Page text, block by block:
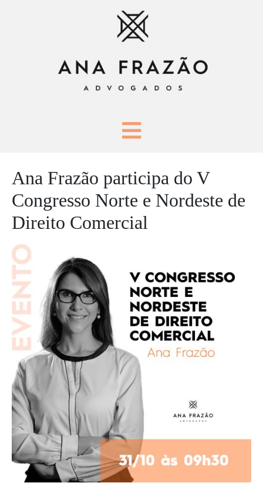
Ana Frazão participa do V
Congresso Norte e Nordeste de
Direito Comercial